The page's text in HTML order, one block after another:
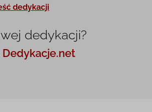
dedykacji
dedykacji?
Dedykacje.net